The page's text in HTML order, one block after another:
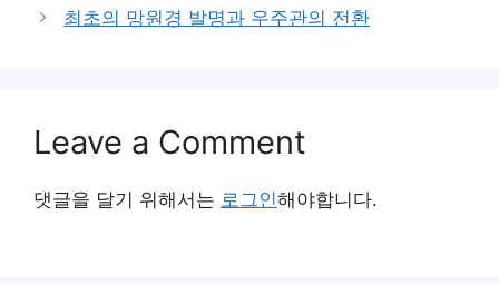
최초의 망원경 발명과 우주관의 전환
Leave a Comment
댓글을 달기 위해서는 로그인해야합니다.